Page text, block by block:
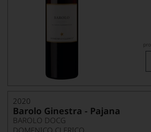
2020
Barolo Ginestra - Pajana
BAROLO DOCG
DOMENICO CLERICO